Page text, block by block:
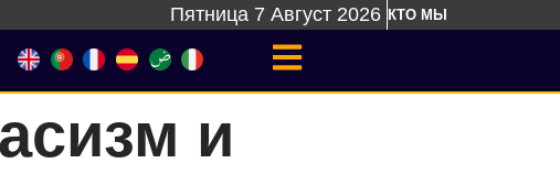
Пятница 7 Август 2026 КТО МЫ
и